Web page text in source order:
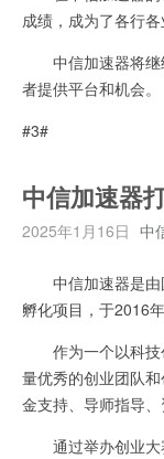
成绩，成为了各行各
中信加速器将继
者提供平台和机会。
#3#
中信加速器
2025年1月16日 中
中信加速器是由
孵化项目，于2016年
作为一个以科技
量优秀的创业团队
金支持、导师指导、
通过举办创业大